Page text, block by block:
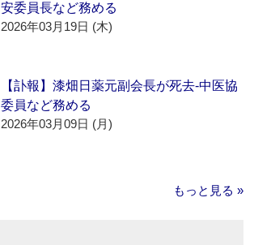
安委員長など務める
2026年03月19日 (木)
【訃報】漆畑日薬元副会長が死去‐中医協
委員など務める
2026年03月09日 (月)
もっと見る »